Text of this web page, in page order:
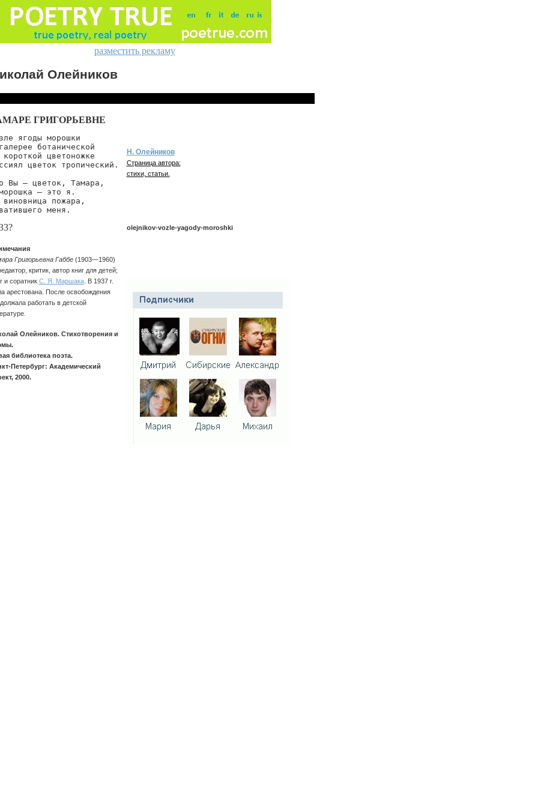
разместить рекламу
Олейников
ГРИГОРЬЕВНЕ
ягоды морошки
ботанической
короткой цветоножке
цветок тропический.
Вы — цветок, Тамара,
— это я.
виновница пожара,
меня.
Григорьевна Габбе(1903—1960)
критик, автор книг для детей;
и соратник С. Я. Маршака. В 1937 г.
арестована. После освобождения
работать в детской
Олейников. Стихотворения и
библиотека поэта.
Петербург: Академический
2000.
Н. Олейников
Страница автора:
стихи, статьи.
olejnikov-vozle-yagody-moroshki